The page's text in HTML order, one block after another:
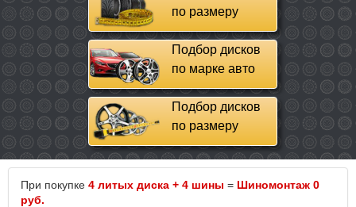
по размеру
Подбор дисков
по марке авто
Подбор дисков
по размеру
При покупке 4 литых диска + 4 шины = Шиномонтаж 0
руб.